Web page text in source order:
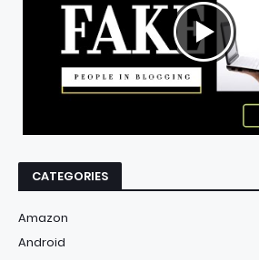
CATEGORIES
Amazon
Android